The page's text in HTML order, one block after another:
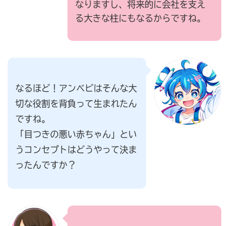
なりますし、将来的に会社を支え
る大きな柱にもなるからですね。
なるほど！アンベビはそんな大
切な役割を背負って生まれたん
ですね。
「目つきの悪い赤ちゃん」とい
うコンセプトはどうやって決ま
ったんですか？